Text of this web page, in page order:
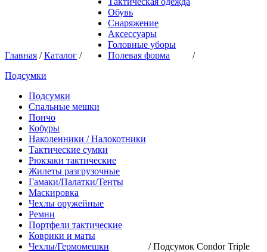
Главная /Каталог /
Обувь
Снаряжение
Аксессуары
Головные уборы
Полевая форма
/
Подсумки
Подсумки
Спальные мешки
Пончо
Кобуры
Наколенники / Налокотники
Тактические сумки
Рюкзаки тактические
Жилеты разгрузочные
Гамаки/Палатки/Тенты
Маскировка
Чехлы оружейные
Ремни
Портфели тактические
Коврики и маты
Чехлы/Гермомешки
/Подсумок Condor Triple